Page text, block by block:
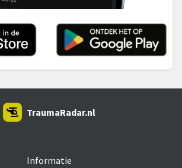
Informatie
TraumaRadar.nl